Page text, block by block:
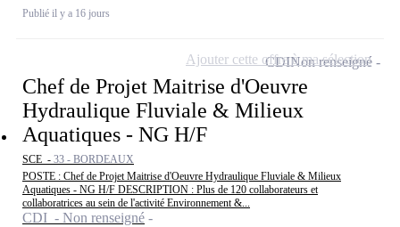
Publié il y a 16 jours
Chef de Projet Maitrise d'Oeuvre
Hydraulique Fluviale & Milieux
Aquatiques - NG H/F
SCE - 33 - BORDEAUX
POSTE : Chef de Projet Maitrise d'Oeuvre Hydraulique Fluviale & Milieux
Aquatiques - NG H/F DESCRIPTION : Plus de 120 collaborateurs et
collaboratrices au sein de l'activité Environnement &...
CDI - Non renseigné
CDINon renseigné
Ajouter cette offre à ma sélection